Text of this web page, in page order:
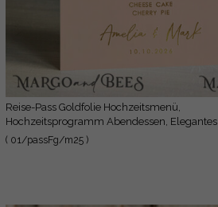
Reise-Pass Goldfolie Hochzeitsmenü,
Hochzeitsprogramm Abendessen, Elegantes
Destination-Menü, Personalisierte
Hochzeitsdekoration
( 01/passFg/m25 )